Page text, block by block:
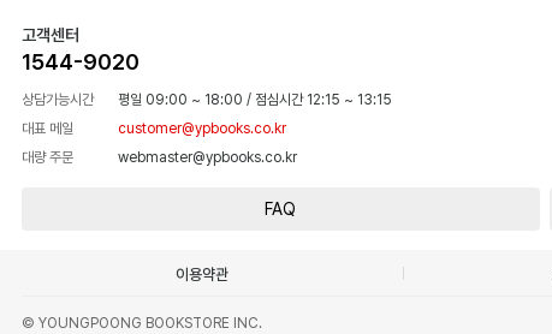
고객센터
1544-9020
상담가능시간 평일 09:00 ~ 18:00 / 점심시간 12:15 ~ 13:15
대표 메일
customer@ypbooks.co.kr
대량 주문
webmaster@ypbooks.co.kr
FAQ
이용약관
© YOUNGPOONG BOOKSTORE INC.